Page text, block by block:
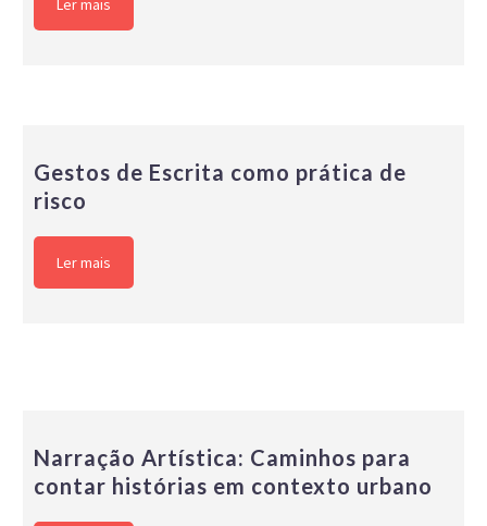
Ler mais
Gestos de Escrita como prática de
risco
Ler mais
Narração Artística: Caminhos para
contar histórias em contexto urbano